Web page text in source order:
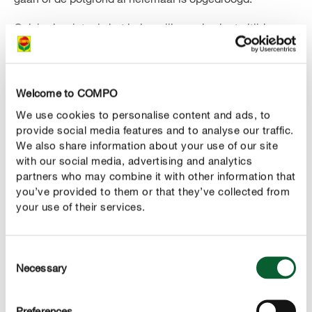
Welcome to COMPO
We use cookies to personalise content and ads, to
provide social media features and to analyse our traffic.
We also share information about your use of our site
with our social media, advertising and analytics
partners who may combine it with other information that
you’ve provided to them or that they’ve collected from
your use of their services.
Selection
Necessary
Ook in de winter is het belangrijk om de plant altijd
vochtig te houden. Omdat de eucalyptus het hele jaar
uitdrogen. Als de droogte langer aanhoudt, verliest de
struik zijn bladeren. Geef je jonge boom daaromtijdens
de wintermaanden ongeveer één keer per week water
Geef je plant enkel kalkarm water of regenwater.
Eucalyptus houdt namelijk helemaal niet van kalk.
Eucalyptus correct bemesten
daarom niet zo veeleisend als het gaat om
voedingsstoffen. Om de plant te ondersteunen bij de
ontwikkeling van haar snelgroeiende bladeren, raden we